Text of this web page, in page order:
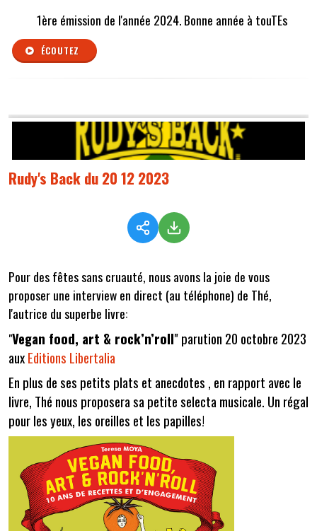
1ère émission de l'année 2024. Bonne année à touTEs
ÉCOUTEZ
Rudy's Back du 20 12 2023
Pour des fêtes sans cruauté, nous avons la joie de vous
proposer une interview en direct (au téléphone) de Thé,
l'autrice du superbe livre:
"Vegan food, art & rock’n’roll" parution 20 octobre 2023
auxEditions Libertalia
En plus de ses petits plats et anecdotes , en rapport avec le
livre, Thé nous proposera sa petite selecta musicale. Un régal
pour les yeux, les oreilles et les papilles!